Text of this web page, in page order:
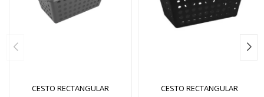
CESTO RECTANGULAR
CESTO RECTANGULAR